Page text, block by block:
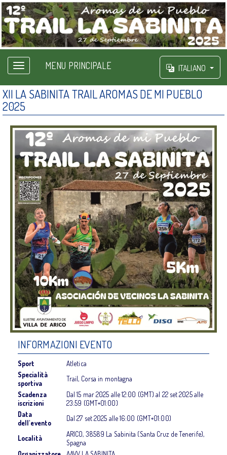
MENU PRINCIPALE ITALIANO
XII LA SABINITA TRAIL AROMAS DE MI PUEBLO
2025
INFORMAZIONI EVENTO
Sport
Atletica
Specialità
sportiva
Trail, Corsa in montagna
Scadenza
iscrizioni
Dal15 mar 2025 alle12:00 (GMT) al 22 set 2025alle
23:59 (GMT+01:00)
Data
dell'evento
Dal27 set 2025 alle16:00 (GMT+01:00)
Località
ARICO, 38589 La Sabinita (Santa Cruz de Tenerife),
Spagna